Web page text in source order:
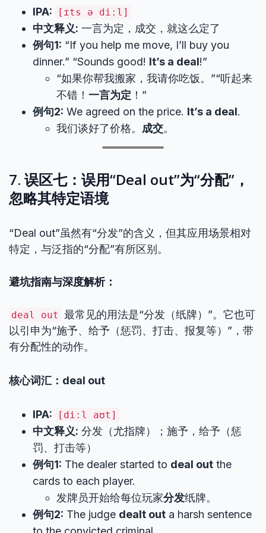
IPA: [ɪts ə diːl]
中文释义: 一言为定，成交，就这么定了
例句1: “If you help me move, I’ll buy you
dinner.” “Sounds good! It’s a deal!”
“如果你帮我搬家，我请你吃饭。”“听起来
不错！ 一言为定 ！”
例句2: We agreed on the price. It’s a deal.
我们谈好了价格。 成交。
7. 误区七：误用“Deal out”为“分配”，
忽略其特定语境
“Deal out”虽然有“分发”的含义，但其应用场景相对
特定，与泛指的“分配”有所区别。
避坑指南与深度解析：
deal out 最常见的用法是“分发（纸牌）”。它也可
以引申为“施予、给予（惩罚、打击、报复等）”，带
有分配性的动作。
核心词汇：deal out
IPA: [diːl aʊt]
中文释义: 分发（尤指牌）；施予，给予（惩
罚、打击等）
例句1: The dealer started to deal out the
cards to each player.
发牌员开始给每位玩家分发纸牌。
例句2: The judge dealt out a harsh sentence